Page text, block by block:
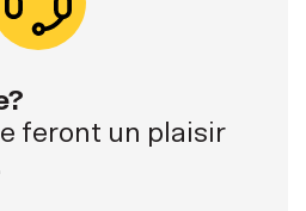
feront un plaisir